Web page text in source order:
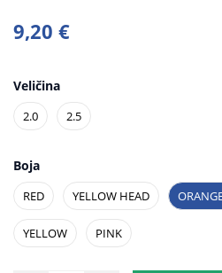
9,20 €
Veličina
2.0 2.5
Boja
RED YELLOW HEAD
YELLOW PINK